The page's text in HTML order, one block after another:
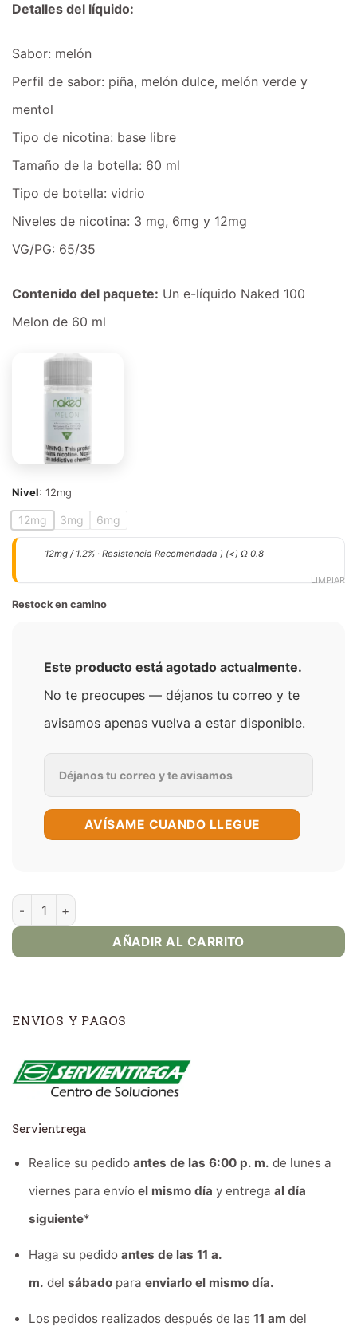
Detalles del líquido:
Sabor: melón
Perfil de sabor: piña, melón dulce, melón verde y
mentol
Tipo de nicotina: base libre
Tamaño de la botella: 60 ml
Tipo de botella: vidrio
Niveles de nicotina: 3 mg, 6mg y 12mg
VG/PG: 65/35
Contenido del paquete: Un e-líquido Naked 100
Melon de 60 ml
Nivel: 12mg
12mg 3mg 6mg
LIMPIAR
12mg / 1.2% · Resistencia Recomendada ) (<) Ω 0.8
Restock en camino
Este producto está agotado actualmente.
No te preocupes — déjanos tu correo y te
avisamos apenas vuelva a estar disponible.
AVÍSAME CUANDO LLEGUE
Naked Melón E-Líquido de Vapeo 60ml cantidad
AÑADIR AL CARRITO
ENVIOS Y PAGOS
Servientrega
Realice su pedido antes de las 6:00 p. m. de lunes a
viernes para envío el mismo día y entrega al día
siguiente*
Haga su pedido antes de las 11 a.
m. del sábadopara enviarlo el mismo día.
Los pedidos realizados después de las 11 am del